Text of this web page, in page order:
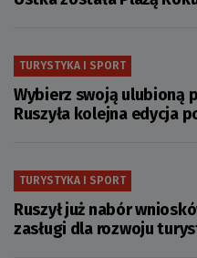
TURYSTYKA I SPORT
Wybierz swoją ulubioną
Ruszyła kolejna edycja
TURYSTYKA I SPORT
Ruszył już nabór
zasługi dla rozwoju